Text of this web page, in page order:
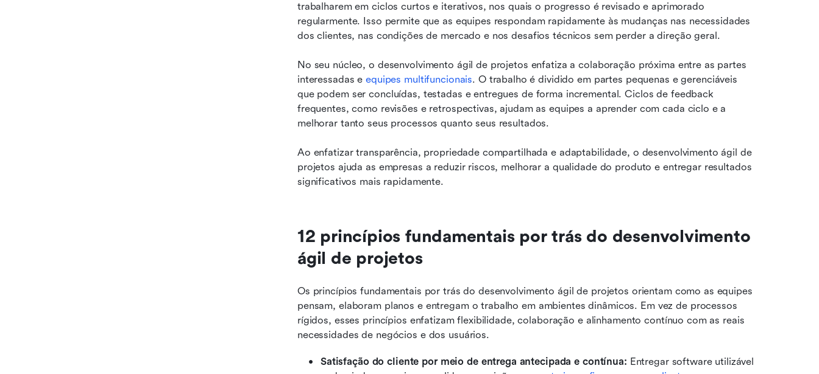
trabalharem em ciclos curtos e iterativos, nos quais o progresso é revisado e aprimorado
regularmente. Isso permite que as equipes respondam rapidamente às mudanças nas necessidades
dos clientes, nas condições de mercado e nos desafios técnicos sem perder a direção geral.
No seu núcleo, o desenvolvimento ágil de projetos enfatiza a colaboração próxima entre as partes
interessadas e equipes multifuncionais. O trabalho é dividido em partes pequenas e gerenciáveis
que podem ser concluídas, testadas e entregues de forma incremental. Ciclos de feedback
frequentes, como revisões e retrospectivas, ajudam as equipes a aprender com cada ciclo e a
melhorar tanto seus processos quanto seus resultados.
Ao enfatizar transparência, propriedade compartilhada e adaptabilidade, o desenvolvimento ágil de
projetos ajuda as empresas a reduzir riscos, melhorar a qualidade do produto e entregar resultados
significativos mais rapidamente.
12 princípios fundamentais por trás do desenvolvimento
ágil de projetos
Os princípios fundamentais por trás do desenvolvimento ágil de projetos orientam como as equipes
pensam, elaboram planos e entregam o trabalho em ambientes dinâmicos. Em vez de processos
rígidos, esses princípios enfatizam flexibilidade, colaboração e alinhamento contínuo com as reais
necessidades de negócios e dos usuários.
Satisfação do cliente por meio de entrega antecipada e contínua: Entregar software utilizável